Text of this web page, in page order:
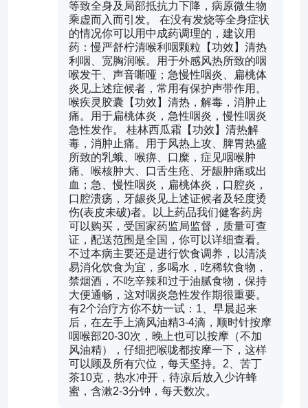
等致全身及局部抵抗力下降，病原微生物
乘虚而入而引发。 在没有发烧等全身症状
的情况你可以用中成药调理的，建议用
药：慢严舒柠清喉利咽颗粒【功效】清热
利咽、宽胸润喉。用于外感风热所致的咽
喉发干、声音嘶哑；急慢性咽炎、扁桃体
炎见上述症候者，常用有保护声带作用。
喉疾灵胶囊【功效】清热，解毒，消肿止
痛。用于扁桃体炎，急性咽炎，慢性咽炎
急性发作。 桂林西瓜霜【功效】清热解
毒，消肿止痛。用于风热上攻、脾胃热盛
所致的乳蛾、喉痹、口糜，症见咽喉肿
痛、喉核肿大、口舌生疮、牙龈肿痛或出
血；急、慢性咽炎，扁桃体炎，口腔炎，
口腔溃疡，牙龈炎见上述证候者及轻度烫
伤(表皮未破)者。以上药品我们健客药房
可以购买，受国家药监局监督，质量可查
证，配送范围是全国，你可以详细查看。
不过本病主要还是进行饮食调养，以清淡
易消化饮食为宜，多喝水，吃稀软食物，
禁烟酒，不吃辛辣和过于油腻食物，保持
大便通畅，这对咽炎急性发作期很重要。
有2个治疗方你不妨一试：1、早晨起来
后，在左手上滴风油精3-4滴，顺时针按摩
咽喉部20-30次，晚上也可以按摩（不加
风油精），仔细把喉咙都按摩一下，这样
可以顾及所有穴位，每天坚持。2、苦丁
茶10克，热水冲开，待凉后放入少许蜂
蜜，含漱2-3分钟，每天数次。